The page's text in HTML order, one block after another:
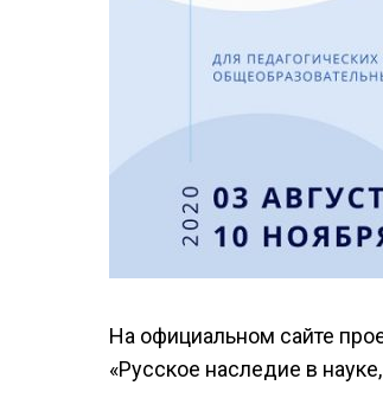
На официальном сайте
«Русское наследие в